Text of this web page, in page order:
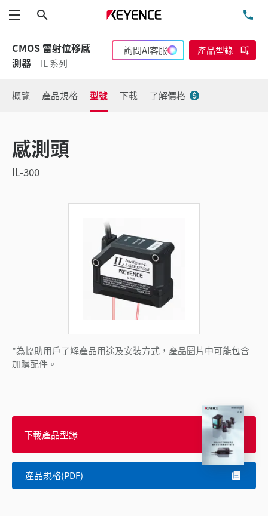
功能表
CMOS 雷射位移感
測器
IL 系列
詢問AI客服 產品型錄
概覽 產品規格 型號 下載 了解價格
感測頭
IL-300
*為協助用戶了解產品用途及安裝方式，產品圖片中可能包含
加購配件。
下載產品型錄
產品規格(PDF)